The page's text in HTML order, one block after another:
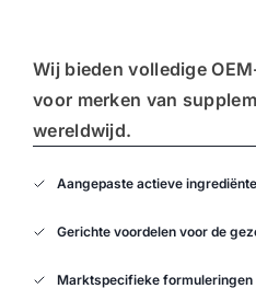
Wij biedenvolledige
voor merken van
wereldwijd.
Aangepaste actieve
Gerichte voordelen voor de
Marktspecifieke formuleringen